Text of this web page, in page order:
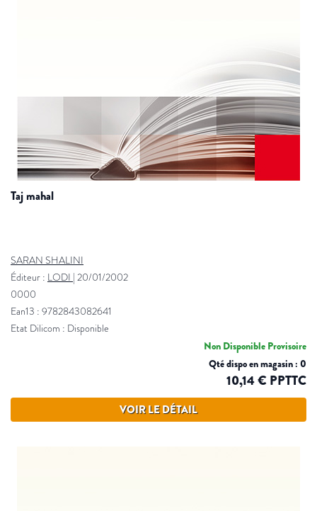
taj mahal
SARAN SHALINI
Éditeur : LODI | 20/01/2002
0000
Ean13 : 9782843082641
Etat Dilicom : Disponible
Non Disponible Provisoire
Qté dispo en magasin : 0
10,14 € PPTTC
VOIR LE DÉTAIL